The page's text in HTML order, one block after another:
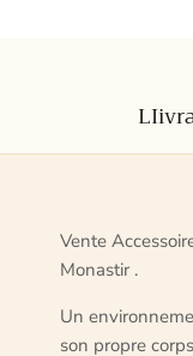
Vente
Monastir .
Un
son propre